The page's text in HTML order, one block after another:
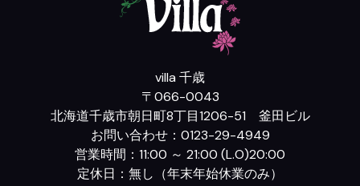
villa 千歳
〒066-0043
北海道千歳市朝日町8丁目1206-51 釜田ビル
お問い合わせ：0123-29-4949
営業時間：11:00 ～ 21:00 (L.O)20:00
定休日：無し（年末年始休業のみ）